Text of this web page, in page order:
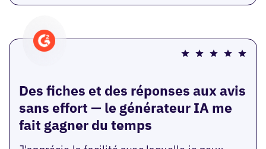
Des fiches et des réponses aux avis
sans effort — le générateur IA me
fait gagner du temps